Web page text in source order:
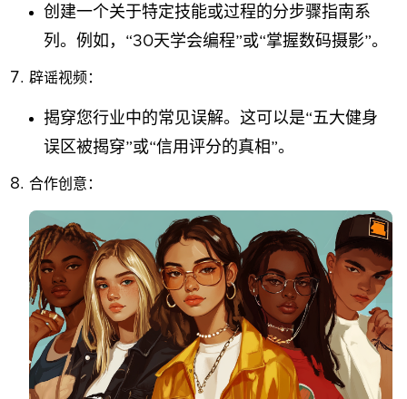
创建一个关于特定技能或过程的分步骤指南系
列。例如，“30天学会编程”或“掌握数码摄影”。
辟谣视频：
揭穿您行业中的常见误解。这可以是“五大健身
误区被揭穿”或“信用评分的真相”。
合作创意：